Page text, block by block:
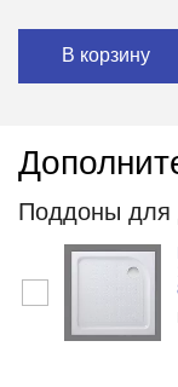
В корзину
Поддоны для